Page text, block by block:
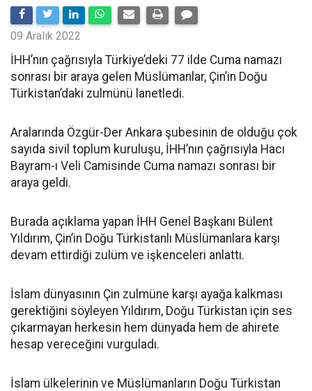
09 Aralık 2022
İHH’nın çağrısıyla Türkiye’deki 77 ilde Cuma namazı
sonrası bir araya gelen Müslümanlar, Çin’in Doğu
Türkistan’daki zulmünü lanetledi.
Aralarında Özgür-Der Ankara şubesinin de olduğu çok
sayıda sivil toplum kuruluşu, İHH’nın çağrısıyla Hacı
Bayram-ı Veli Camisinde Cuma namazı sonrası bir
araya geldi.
Burada açıklama yapan İHH Genel Başkanı Bülent
Yıldırım, Çin’in Doğu Türkistanlı Müslümanlara karşı
devam ettirdiği zulüm ve işkenceleri anlattı.
İslam dünyasının Çin zulmüne karşı ayağa kalkması
gerektiğini söyleyen Yıldırım, Doğu Türkistan için ses
çıkarmayan herkesin hem dünyada hem de ahirete
hesap vereceğini vurguladı.
İslam ülkelerinin ve Müslümanların Doğu Türkistan